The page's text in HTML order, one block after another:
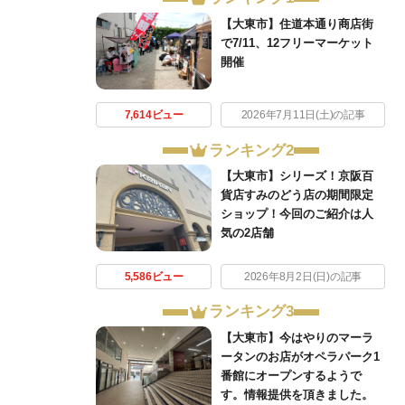
【大東市】住道本通り商店街
で7/11、12フリーマーケット
開催
7,614ビュー 2026年7月11日(土)の記事
ランキング2
【大東市】シリーズ！京阪百
貨店すみのどう店の期間限定
ショップ！今回のご紹介は人
気の2店舗
5,586ビュー 2026年8月2日(日)の記事
ランキング3
【大東市】今はやりのマーラ
ータンのお店がオペラパーク1
番館にオープンするようで
す。情報提供を頂きました。